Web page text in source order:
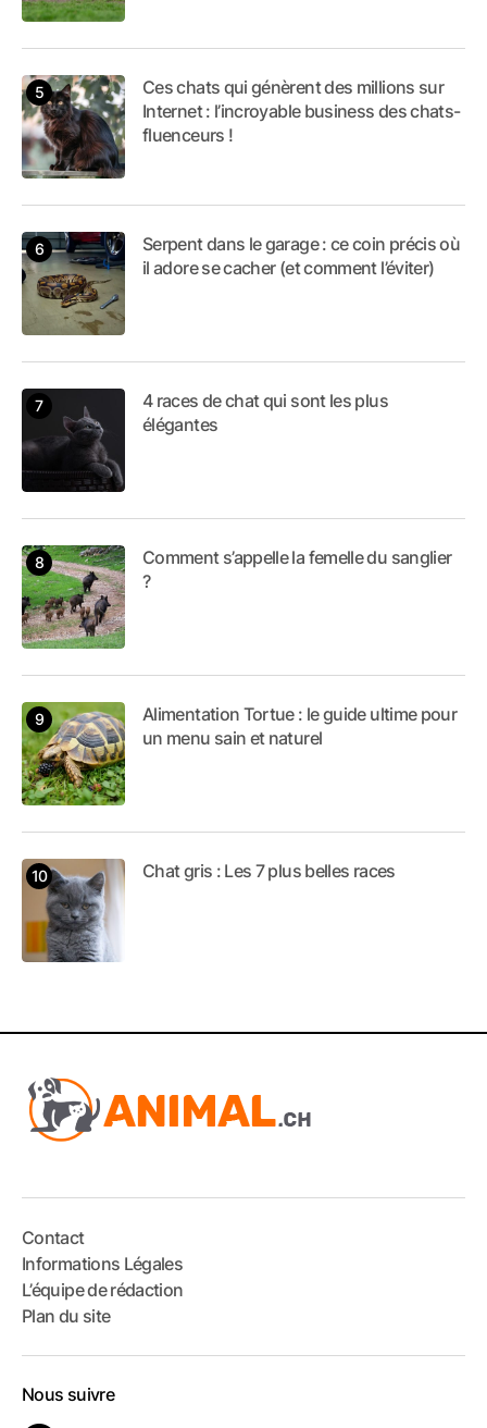
Ces chats qui génèrent des millions sur
Internet : l’incroyable business des chats-
fluenceurs !
Serpent dans le garage : ce coin précis où
il adore se cacher (et comment l’éviter)
4 races de chat qui sont les plus
élégantes
Comment s’appelle la femelle du sanglier
?
Alimentation Tortue : le guide ultime pour
un menu sain et naturel
Chat gris : Les 7 plus belles races
Contact
Informations Légales
L’équipe de rédaction
Plan du site
Nous suivre